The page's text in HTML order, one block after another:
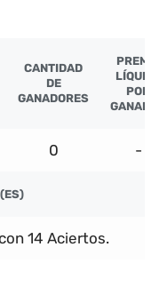
CANTIDAD
DE
GANADORES
PREMIO
LÍQUIDO
POR
GANADOR
0 -
14 Aciertos.